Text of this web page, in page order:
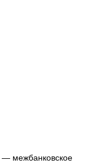
— межбанковское